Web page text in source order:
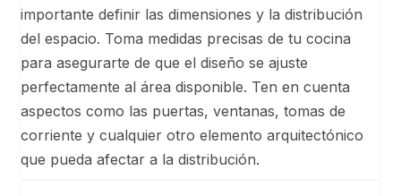
importante definir las dimensiones y la distribución
del espacio. Toma medidas precisas de tu cocina
para asegurarte de que el diseño se ajuste
perfectamente al área disponible. Ten en cuenta
aspectos como las puertas, ventanas, tomas de
corriente y cualquier otro elemento arquitectónico
que pueda afectar a la distribución.